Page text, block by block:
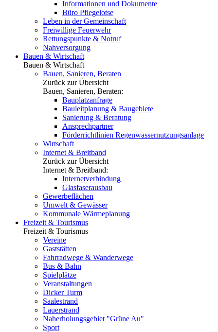
Informationen und Dokumente
Büro Pflegelotse
Leben in der Gemeinschaft
Freiwillige Feuerwehr
Rettungspunkte & Notruf
Nahversorgung
Bauen & Wirtschaft
Bauen & Wirtschaft
Bauen, Sanieren, Beraten
Zurück zur Übersicht
Bauen, Sanieren, Beraten:
Bauplatzanfrage
Bauleitplanung & Baugebiete
Sanierung & Beratung
Ansprechpartner
Förderrichtlinien Regenwassernutzungsanlage
Wirtschaft
Internet & Breitband
Zurück zur Übersicht
Internet & Breitband:
Internetverbindung
Glasfaserausbau
Gewerbeflächen
Umwelt & Gewässer
Kommunale Wärmeplanung
Freizeit & Tourismus
Freizeit & Tourismus
Vereine
Gaststätten
Fahrradwege & Wanderwege
Bus & Bahn
Spielplätze
Veranstaltungen
Dicker Turm
Saalestrand
Lauerstrand
Naherholungsgebiet "Grüne Au"
Sport